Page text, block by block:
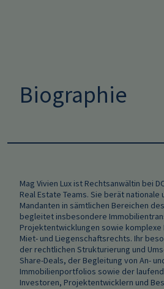
Biographie
Mag Vivien Lux ist Rechtsanwältin bei
Real Estate Teams. Sie berät nationale
Mandanten in sämtlichen Bereichen
begleitet insbesondere
Projektentwicklungen sowie
Miet- und Liegenschaftsrechts. Ihr
der rechtlichen Strukturierung und
Share-Deals, der Begleitung von An-
Immobilienportfolios sowie der
Investoren, Projektentwicklern und